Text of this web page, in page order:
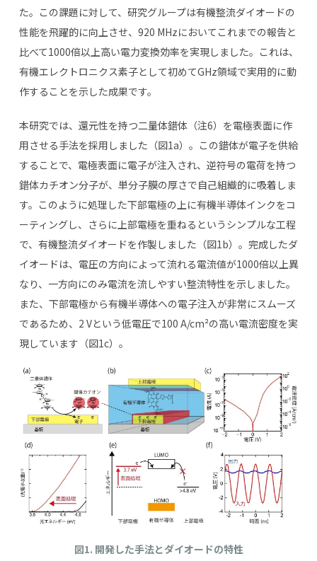
た。この課題に対して、研究グループは有機整流ダイオードの
性能を飛躍的に向上させ、 920 MHzにおいてこれまでの報告と
比べて1000倍以上高い電力変換効率を実現しました。これは、
有機エレクトロニクス素子として初めてGHz領域で実用的に動
作することを示した成果です。
本研究では、還元性を持つ二量体錯体（注6）を電極表面に作
用させる手法を採用しました（図1a）。この錯体が電子を供給
することで、電極表面に電子が注入され、逆符号の電荷を持つ
錯体カチオン分子が、単分子膜の厚さで自己組織的に吸着しま
す。このように処理した下部電極の上に有機半導体インクをコ
ーティングし、さらに上部電極を重ねるというシンプルな工程
で、有機整流ダイオードを作製しました（図1b）。完成したダ
イオードは、電圧の方向によって流れる電流値が1000倍以上異
なり、一方向にのみ電流を流しやすい整流特性を示しました。
また、下部電極から有機半導体への電子注入が非常にスムーズ
であるため、 2 Vという低電圧で100 A/cm²の高い電流密度を実
現しています（図1c）。
図1. 開発した手法とダイオードの特性